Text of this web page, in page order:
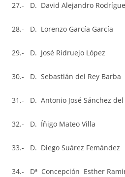
27.- D. David Alejandro
28.- D. Lorenzo García García
29.- D. José Ridruejo López
30.- D. Sebastián del Rey Barba
31.- D. Antonio José Sánchez del
32.- D. Íñigo Mateo Villa
33.- D. Diego Suárez Femández
34.- Dª Concepción Esther